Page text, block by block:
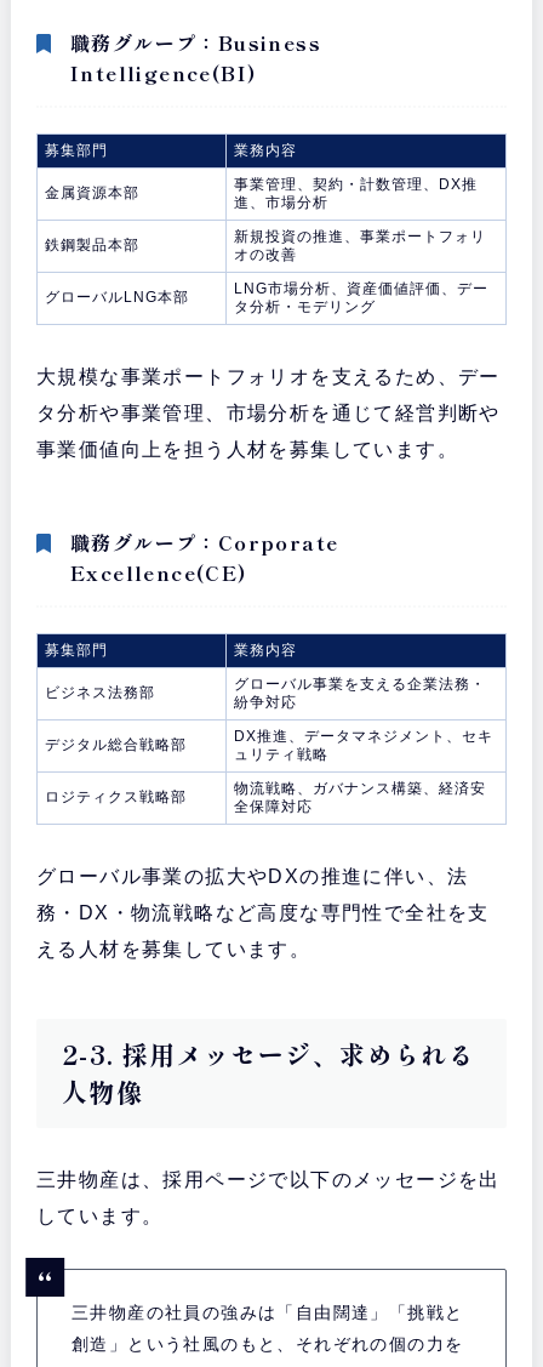
職務グループ：Business
Intelligence(BI)
募集部門 業務内容
金属資源本部
事業管理、契約・計数管理、DX推
進、市場分析
鉄鋼製品本部
新規投資の推進、事業ポートフォリ
オの改善
グローバルLNG本部
LNG市場分析、資産価値評価、デー
タ分析・モデリング
大規模な事業ポートフォリオを支えるため、デー
タ分析や事業管理、市場分析を通じて経営判断や
事業価値向上を担う人材を募集しています。
職務グループ：Corporate
Excellence(CE)
募集部門 業務内容
ビジネス法務部
グローバル事業を支える企業法務・
紛争対応
デジタル総合戦略部
DX推進、データマネジメント、セキ
ュリティ戦略
ロジティクス戦略部
物流戦略、ガバナンス構築、経済安
全保障対応
グローバル事業の拡大やDXの推進に伴い、法
務・DX・物流戦略など高度な専門性で全社を支
える人材を募集しています。
2-3. 採用メッセージ、求められる
人物像
三井物産は、採用ページで以下のメッセージを出
しています。
三井物産の社員の強みは「自由闊達」「挑戦と
創造」という社風のもと、それぞれの個の力を